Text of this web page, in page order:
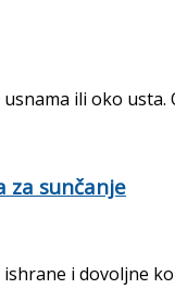
ili oko
za sunčanje
i dovoljne